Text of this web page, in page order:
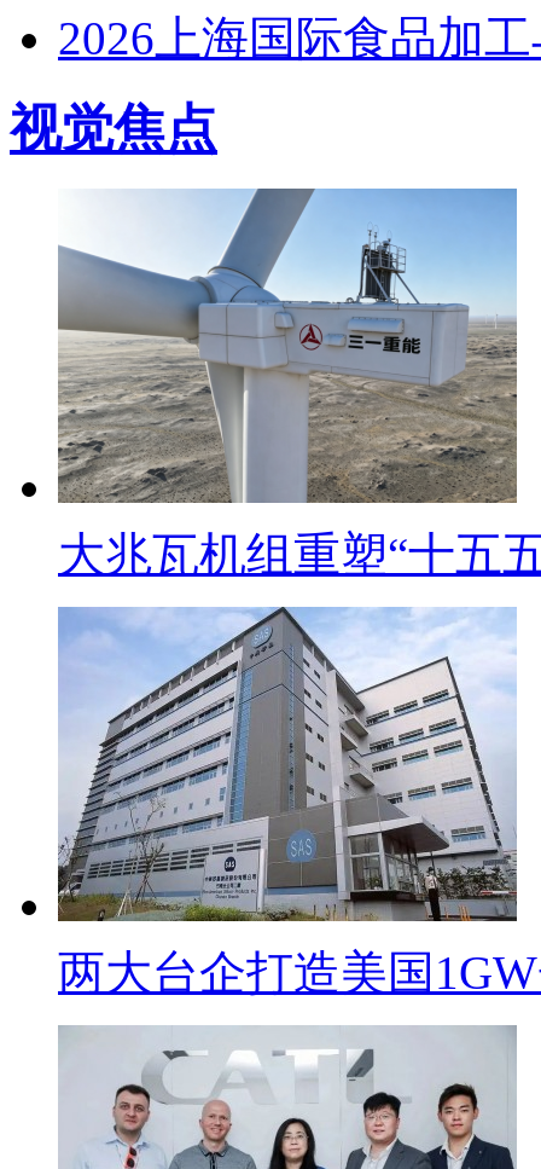
2026上海国际食品加
视觉焦点
大兆瓦机组重塑“十五
两大台企打造美国